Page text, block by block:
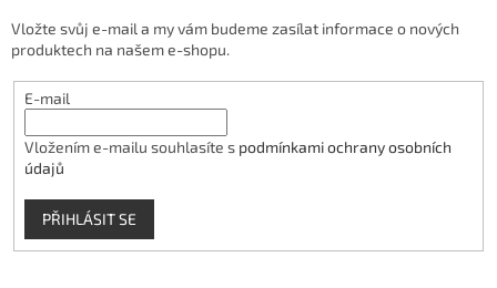
Vložte svůj e-mail a my vám budeme zasílat informace o nových
produktech na našem e-shopu.
E-mail
Vložením e-mailu souhlasíte s podmínkami ochrany osobních
údajů
PŘIHLÁSIT SE